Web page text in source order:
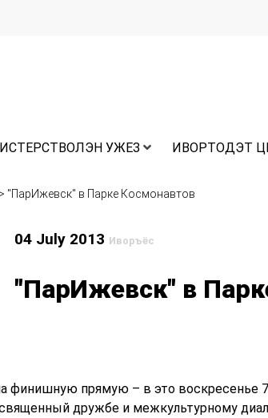
УЖЕЗ ИВОРТОДЭТ
> "ПарИжевск" в Парке Космонавтов
04 July 2013 Иворъёс
"ПарИжевск" в
финишную прямую – в это воскресенье
дружбе и межкультурному